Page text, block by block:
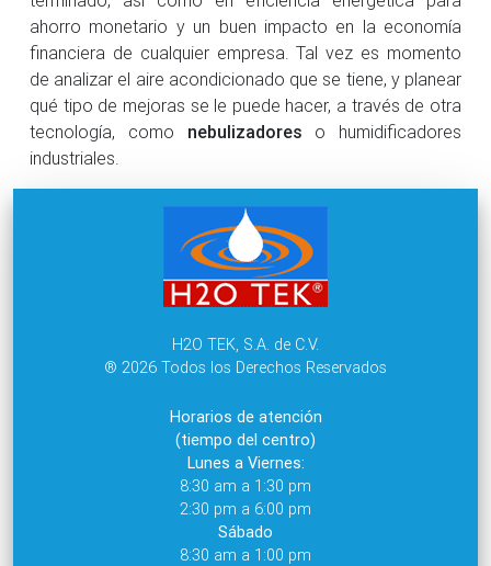
ahorro monetario y un buen impacto en la economía
financiera de cualquier empresa. Tal vez es momento
de analizar el aire acondicionado que se tiene, y planear
qué tipo de mejoras se le puede hacer, a través de otra
tecnología, como nebulizadores o humidificadores
industriales.
H2O TEK, S.A. de C.V.
® 2026 Todos los Derechos Reservados
Horarios de atención
(tiempo del centro)
Lunes a Viernes:
8:30 am a 1:30 pm
2:30 pm a 6:00 pm
Sábado
8:30 am a 1:00 pm